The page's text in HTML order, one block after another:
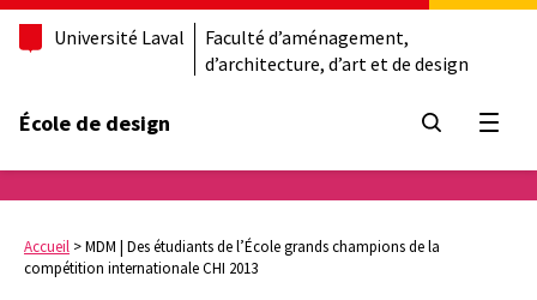
Université Laval
Faculté d’aménagement,
d’architecture, d’art et de design
École de design
Accueil >MDM | Des étudiants de l’École grands champions de la
compétition internationale CHI 2013